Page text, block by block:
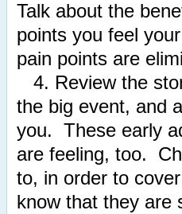
Talk about the
points you feel
pain points are
4. Review the
the big event, and
you. These early
are feeling, too.
to, in order to
know that they are